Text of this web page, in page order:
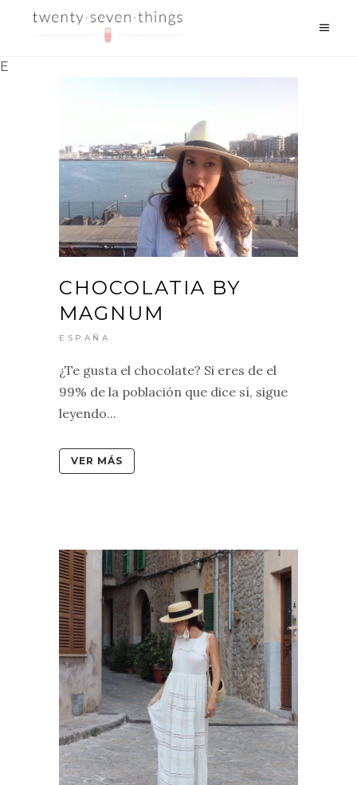
E
CHOCOLATIA BY
MAGNUM
ESPAÑA
¿Te gusta el chocolate? Si eres de el
99% de la población que dice sí, sigue
leyendo...
VER MÁS